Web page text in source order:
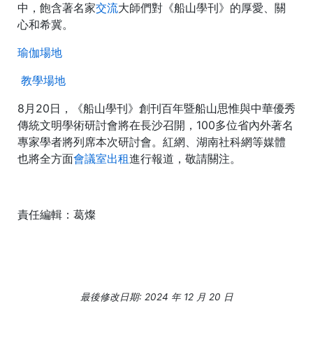
中，飽含著名家交流大師們對《船山學刊》的厚愛、關
心和希冀。
瑜伽場地
教學場地
8月20日，《船山學刊》創刊百年暨船山思惟與中華優秀
傳統文明學術研討會將在長沙召開，100多位省內外著名
專家學者將列席本次研討會。紅網、湖南社科網等媒體
也將全方面會議室出租進行報道，敬請關注。
責任編輯：葛燦
最後修改日期: 2024 年 12 月 20 日